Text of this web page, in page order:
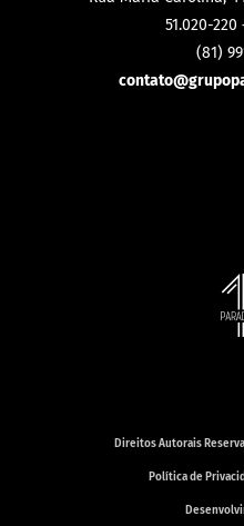
51.020-220
(81)
Política de